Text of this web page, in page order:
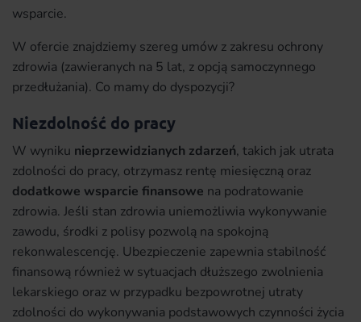
wsparcie.
W ofercie znajdziemy szereg umów z zakresu ochrony
zdrowia (zawieranych na 5 lat, z opcją samoczynnego
przedłużania). Co mamy do dyspozycji?
Niezdolność do pracy
W wyniku nieprzewidzianych zdarzeń, takich jak utrata
zdolności do pracy, otrzymasz rentę miesięczną oraz
dodatkowe wsparcie finansowe na podratowanie
zdrowia. Jeśli stan zdrowia uniemożliwia wykonywanie
zawodu, środki z polisy pozwolą na spokojną
rekonwalescencję. Ubezpieczenie zapewnia stabilność
finansową również w sytuacjach dłuższego zwolnienia
lekarskiego oraz w przypadku bezpowrotnej utraty
zdolności do wykonywania podstawowych czynności życia